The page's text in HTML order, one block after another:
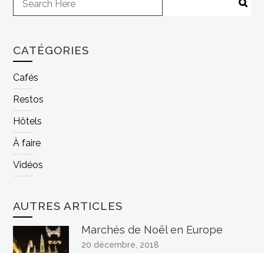
CATÉGORIES
Cafés
Restos
Hôtels
À faire
Vidéos
AUTRES ARTICLES
Marchés de Noël en Europe
20 décembre, 2018